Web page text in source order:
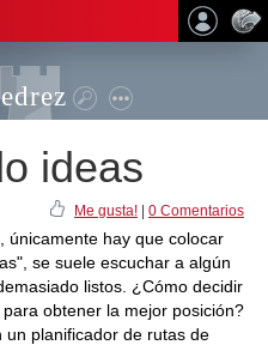
ideas
Me gusta! 0 Comentarios
únicamente hay que colocar
se suele escuchar a algún
listos. ¿Cómo decidir
obtener la mejor posición?
un planificador de rutas de